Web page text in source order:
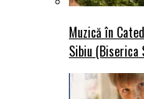
Muzică în
Sibiu (Biserica